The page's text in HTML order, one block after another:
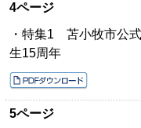
4ページ
・特集1 苫小牧市公
生15周年
5ページ